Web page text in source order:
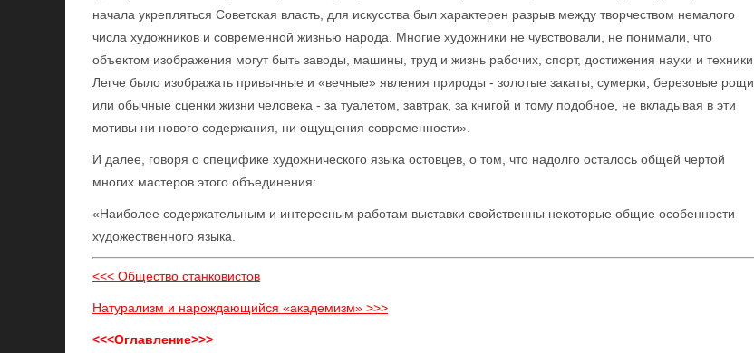
начала укрепляться Советская власть, для искусства был характерен разрыв между творчеством немалого
числа художников и современной жизнью народа. Многие художники не чувствовали, не понимали, что
объектом изображения могут быть заводы, машины, труд и жизнь рабочих, спорт, достижения науки и техники.
Легче было изображать привычные и «вечные» явления природы - золотые закаты, сумерки, березовые рощи
или обычные сценки жизни человека - за туалетом, завтрак, за книгой и тому подобное, не вкладывая в эти
мотивы ни нового содержания, ни ощущения современности».
И далее, говоря о специфике художнического языка остовцев, о том, что надолго осталось общей чертой
многих мастеров этого объединения:
«Наиболее содержательным и интересным работам выставки свойственны некоторые общие особенности
художественного языка.
<<< Общество станковистов
Натурализм и нарождающийся «академизм» >>>
<<<Оглавление>>>